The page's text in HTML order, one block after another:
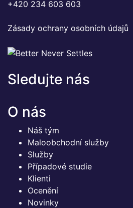
+420 234 603 603
Zásady ochrany osobních údajů
Sledujte nás
O nás
Náš tým
Maloobchodní služby
Služby
Případové studie
Klienti
Ocenění
Novinky